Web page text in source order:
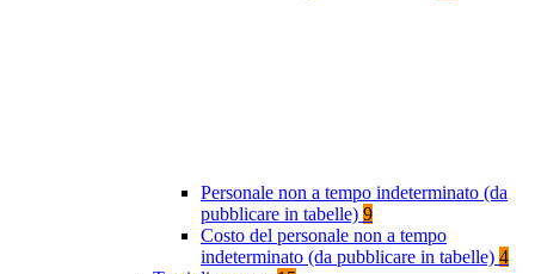
Personale non a tempo indeterminato (da
pubblicare in tabelle) 9
Costo del personale non a tempo
indeterminato (da pubblicare in tabelle) 4